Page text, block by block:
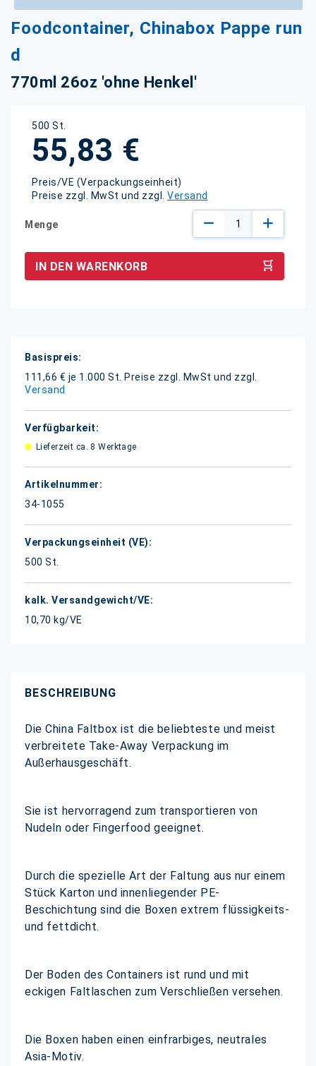
Foodcontainer, Chinabox Pappe run
d
770ml 26oz 'ohne Henkel'
500 St.
55,83 €
Preis/VE (Verpackungseinheit)
Preise zzgl. MwSt und zzgl. Versand
Menge
IN DEN WARENKORB
Weitere
Informationen
111,66 € je 1.000 St.
Preise zzgl. MwSt und zzgl.
Versand
Lieferzeit ca. 8 Werktage
34-1055
500 St.
10,70 kg/VE
Anfang
der
Bildgalerie
springen
BESCHREIBUNG
Die China Faltbox ist die beliebteste und meist
verbreitete Take-Away Verpackung im
Außerhausgeschäft.
Sie ist hervorragend zum transportieren von
Nudeln oder Fingerfood geeignet.
Durch die spezielle Art der Faltung aus nur einem
Stück Karton und innenliegender PE-
Beschichtung sind die Boxen extrem flüssigkeits-
und fettdicht.
Der Boden des Containers ist rund und mit
eckigen Faltlaschen zum Verschließen versehen.
Die Boxen haben einen einfrarbiges, neutrales
Asia-Motiv.